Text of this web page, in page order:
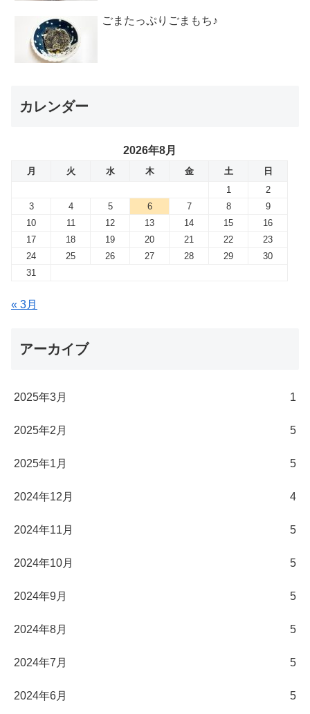
ごまたっぷりごまもち♪
カレンダー
2026年8月
月 火 水 木 金 土
日
1
2
3
4 5 6 7 8
9
10
11 12 13 14 15
16
17
18 19 20 21 22
23
24
25 26 27 28 29
30
31
« 3月
アーカイブ
2025年3月 1
2025年2月 5
2025年1月 5
2024年12月 4
2024年11月 5
2024年10月 5
2024年9月 5
2024年8月 5
2024年7月 5
2024年6月 5